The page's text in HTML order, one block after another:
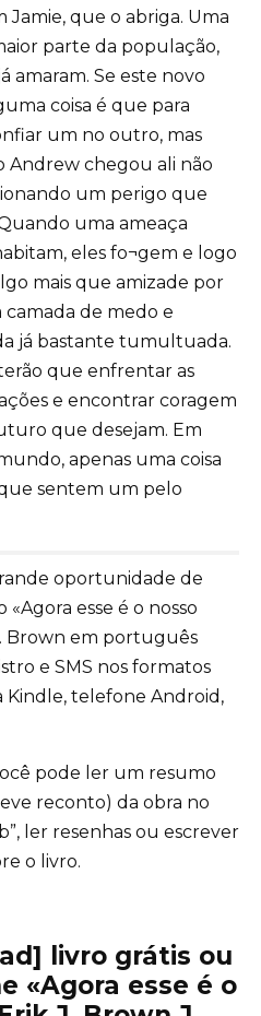
Jamie, que o abriga. Uma
parte da população,
amaram. Se este novo
coisa é que para
um no outro, mas
Andrew chegou ali não
um perigo que
uma ameaça
eles fo¬gem e logo
mais que amizade por
de medo e
já bastante tumultuada.
que enfrentar as
e encontrar coragem
que desejam. Em
apenas uma coisa
sentem um pelo
oportunidade de
esse é o nosso
Brown em português
e SMS nos formatos
Kindle, telefone Android,
pode ler um resumo
reconto) da obra no
ler resenhas ou escrever
o livro.
livro grátis ou
«Agora esse é o